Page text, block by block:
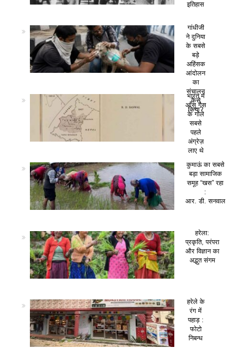
इतिहास
गांधीजी
ने दुनिया
के सबसे
बड़े
अहिंसक
आंदोलन
का
संचालन
कैसे
किया?
भारत में
आँसू गैस
के गोले
सबसे
पहले
अंग्रेज़
लाए थे
कुमाऊं का सबसे
बड़ा सामाजिक
समूह “खस” रहा
:
आर. डी. सनवाल
हरेला:
प्रकृति, परंपरा
और विज्ञान का
अद्भुत संगम
हरेले के
रंग में
पहाड़ :
फोटो
निबन्ध